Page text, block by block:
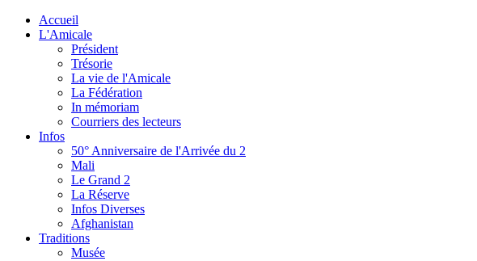
Accueil
L'Amicale
Président
Trésorie
La vie de l'Amicale
La Fédération
In mémoriam
Courriers des lecteurs
Infos
50° Anniversaire de l'Arrivée du 2
Mali
Le Grand 2
La Réserve
Infos Diverses
Afghanistan
Traditions
Musée